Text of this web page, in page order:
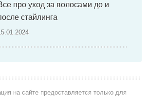
про уход за волосами до и
стайлинга
на сайте предоставляется только для